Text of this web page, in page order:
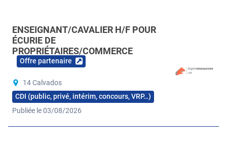
ENSEIGNANT/CAVALIER H/F POUR
ÉCURIE DE
PROPRIÉTAIRES/COMMERCE
Offre partenaire
14 Calvados
CDI (public, privé, intérim, concours, VRP…)
Publiée le 03/08/2026